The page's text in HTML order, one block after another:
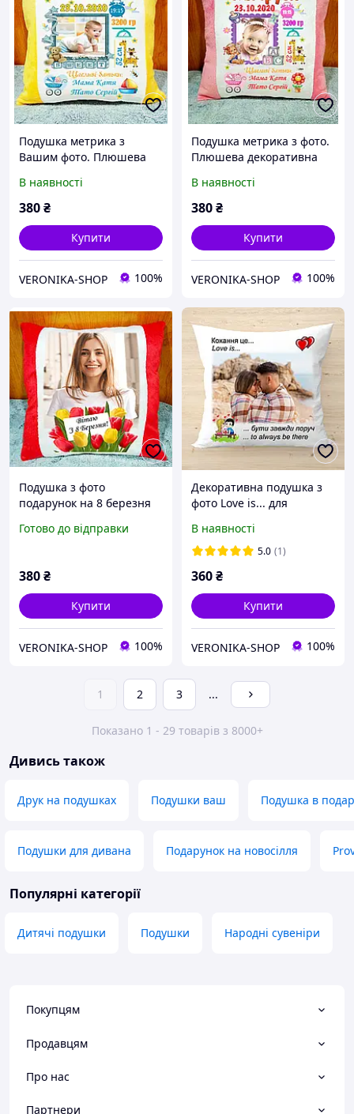
Подушка метрика з
Вашим фото. Плюшева
подарунок
В наявності
380₴
Купити
VERONIKA-SHOP 100%
Подушка метрика з фото.
Плюшева декоративна
В наявності
380₴
Купити
VERONIKA-SHOP 100%
Подушка з фото
подарунок на 8 березня
Готово до відправки
380₴
Купити
VERONIKA-SHOP 100%
Декоративна подушка з
фото Love is... для
можна змінювати) код:
2346
В наявності
5.0 (1)
360₴
Купити
VERONIKA-SHOP 100%
1 2 3 ...
Показано 1 - 29 товарів з 8000+
Дивись також
Друк на подушках Подушки ваш Подушка в
Подушки для дивана Подарунок на новосілля
Популярні категорії
Дитячі подушки Подушки Народні сувеніри
Покупцям
Продавцям
Про нас
Партнери